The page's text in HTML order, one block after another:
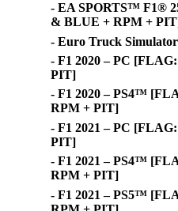
- EA SPORTS™ F1®
& BLUE + RPM +
- Euro Truck
- F1 2020 – PC
PIT]
- F1 2020 – PS4™
RPM + PIT]
- F1 2021 – PC
PIT]
- F1 2021 – PS4™
RPM + PIT]
- F1 2021 – PS5™